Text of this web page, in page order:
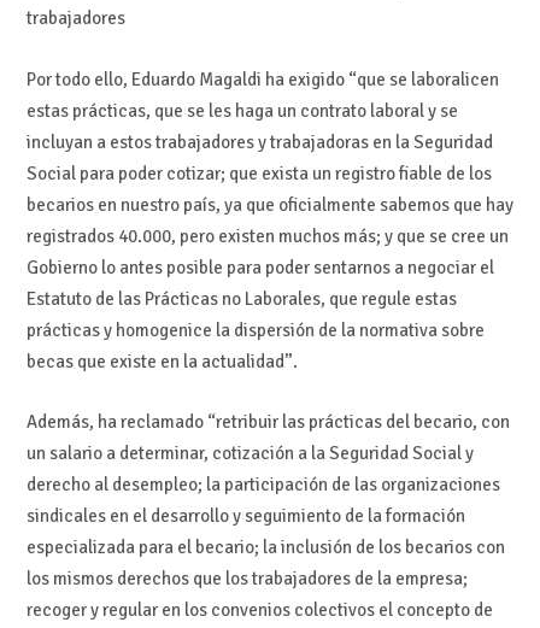
trabajadores
Por todo ello, Eduardo Magaldi ha exigido “que se laboralicen
estas prácticas, que se les haga un contrato laboral y se
incluyan a estos trabajadores y trabajadoras en la Seguridad
Social para poder cotizar; que exista un registro fiable de los
becarios en nuestro país, ya que oficialmente sabemos que hay
registrados 40.000, pero existen muchos más; y que se cree un
Gobierno lo antes posible para poder sentarnos a negociar el
Estatuto de las Prácticas no Laborales, que regule estas
prácticas y homogenice la dispersión de la normativa sobre
becas que existe en la actualidad”.
Además, ha reclamado “retribuir las prácticas del becario, con
un salario a determinar, cotización a la Seguridad Social y
derecho al desempleo; la participación de las organizaciones
sindicales en el desarrollo y seguimiento de la formación
especializada para el becario; la inclusión de los becarios con
los mismos derechos que los trabajadores de la empresa;
recoger y regular en los convenios colectivos el concepto de